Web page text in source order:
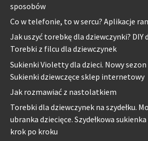
sposobów
Co w telefonie, to w sercu? Aplikacje
Jak uszyć torebkę dla dziewczynki? DIY
Torebki z filcu dla dziewczynek
Sukienki Violetty dla dzieci. Nowy
Sukienki dziewczęce sklep internetowy
Jak rozmawiać z nastolatkiem
Torebki dla dziewczynek na szydełku.
ubranka dziecięce. Szydełkowa
krok po kroku